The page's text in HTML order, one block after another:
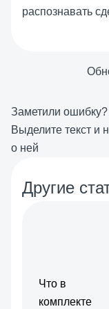
распознавать
Заметили ошибку?
Выделите текст и
о ней
Другие
Что в
комплекте